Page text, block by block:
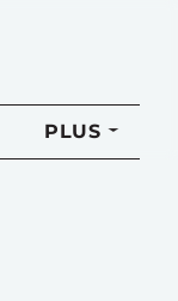
PLUS